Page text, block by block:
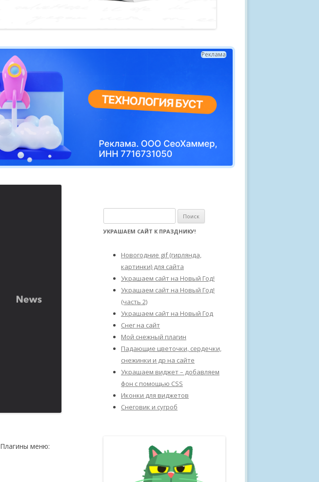
Реклама
Плагины меню:
а
УКРАШАЕМ САЙТ К ПРАЗДНИКУ!
Новогодние gif (гирлянда,
картинки) для сайта
Украшаем сайт на Новый Год!
Украшаем сайт на Новый Год!
(часть 2)
Украшаем сайт на Новый Год
Снег на сайт
Мой снежный плагин
Падающие цветочки, сердечки,
снежинки и др на сайте
Украшаем виджет – добавляем
фон с помощью CSS
Иконки для виджетов
Снеговик и сугроб